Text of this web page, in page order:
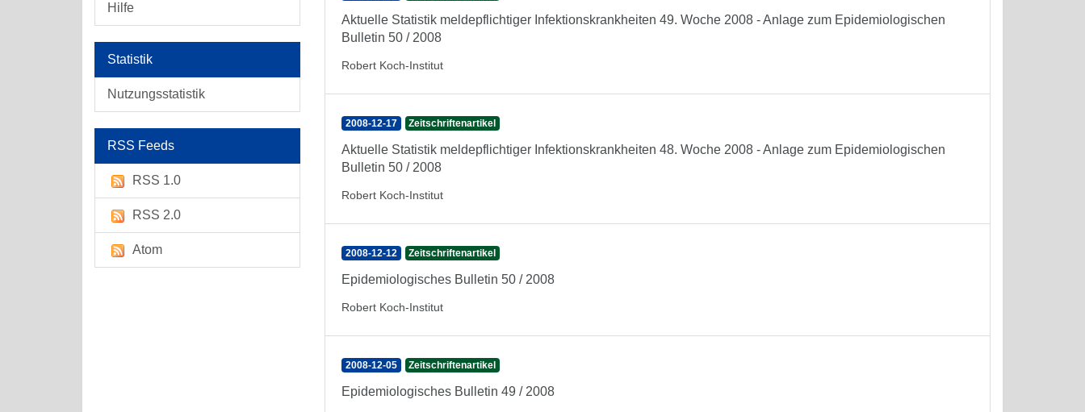
Hilfe
Statistik
Nutzungsstatistik
RSS Feeds
RSS 1.0
RSS 2.0
Atom
Aktuelle Statistik meldepflichtiger Infektionskrankheiten 49. Woche 2008 - Anlage zum Epidemiologischen
Bulletin 50 / 2008
Robert Koch-Institut
2008-12-17 Zeitschriftenartikel
Aktuelle Statistik meldepflichtiger Infektionskrankheiten 48. Woche 2008 - Anlage zum Epidemiologischen
Bulletin 50 / 2008
Robert Koch-Institut
2008-12-12 Zeitschriftenartikel
Epidemiologisches Bulletin 50 / 2008
Robert Koch-Institut
2008-12-05 Zeitschriftenartikel
Epidemiologisches Bulletin 49 / 2008